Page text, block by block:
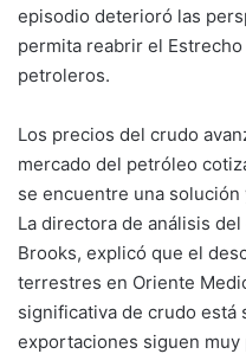
episodio deterioró las
permita reabrir el
petroleros.
Los precios del crudo
mercado del petróleo
se encuentre una
La directora de análisis
Brooks, explicó que el
terrestres en Oriente
significativa de crudo está
exportaciones siguen